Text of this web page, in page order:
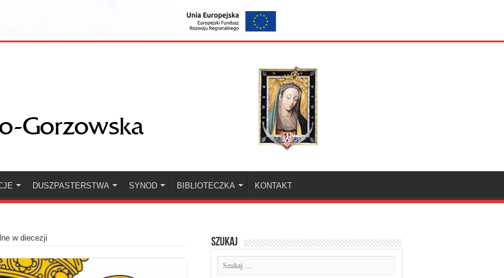
DUSZPASTERSTWA SYNOD BIBLIOTECZKA KONTAKT
w diecezji Szukaj